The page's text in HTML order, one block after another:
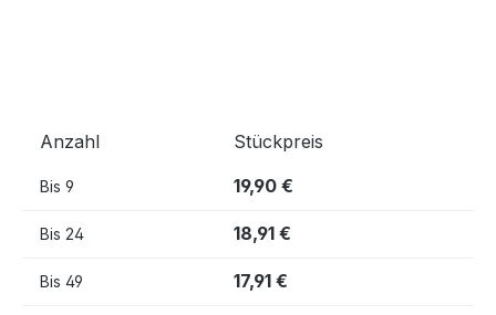
Anzahl Stückpreis
Bis 9 19,90 €
Bis 24 18,91 €
Bis 49 17,91 €